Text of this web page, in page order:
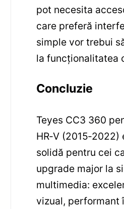
pot necesita
care preferă
simple vor trebui
la funcționalitatea
Concluzie
Teyes CC3 360
HR‑V
solidă pentru cei
upgrade major la
multimedia:
vizual, performant